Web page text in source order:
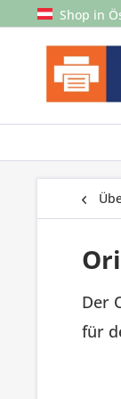
Shop in
Der
für